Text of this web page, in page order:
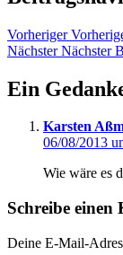
Vorheriger
Nächster Nächster
Ein
Karsten
06/08/2013
Wie wäre es
Schreibe einen
Deine E-Mail-